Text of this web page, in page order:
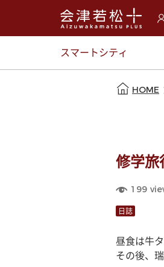
スマートシティ
HOME
修学
199
日誌
昼食は牛
その後、